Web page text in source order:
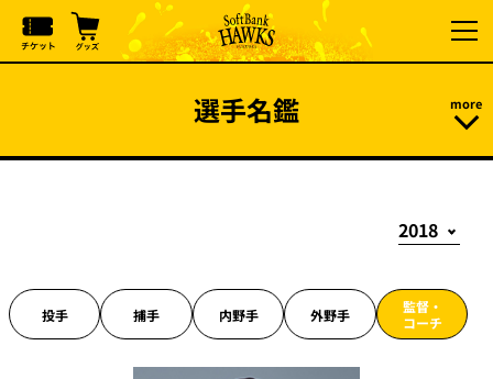
選手名鑑
投手 捕手 内野手 外野手
監督・
コーチ